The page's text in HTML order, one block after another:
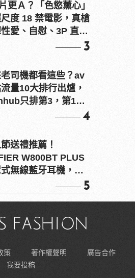
更Ａ？「色慾薰心」
尺度 18 禁電影，真槍
愛、自慰、3P 直接
3
司機都看這些？av
量10大排行出爐，
只排第3，第1名
4
送禮推薦！
W800BT PLUS
無線藍牙耳機，在
5
策 著作權聲明
廣告合作
我要投稿